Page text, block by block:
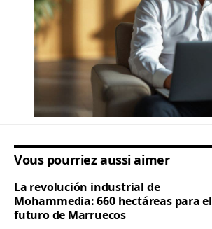
Vous pourriez aussi aimer
La revolución industrial de
Mohammedia: 660 hectáreas para el
futuro de Marruecos